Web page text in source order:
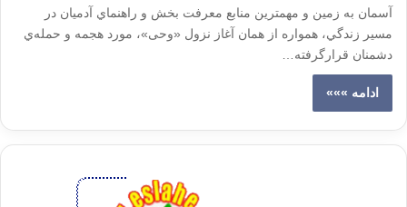
آسمان به زمين و مهمترين منابع معرفت بخش و راهنماي آدميان در
مسير زندگي، همواره از همان آغاز نزول «وحی»، مورد هجمه و حمله‌ي
دشمنان قرارگرفته…
ادامه »»»